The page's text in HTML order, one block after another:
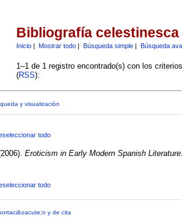
Bibliografía celestinesca
Inicio| Mostrar todo| Búsqueda simple| Búsqueda
1–1 de 1 registro encontrado(s) con los
(RSS):
y visualización
todo
Eroticism in Early Modern Spanish
todo
y de cita